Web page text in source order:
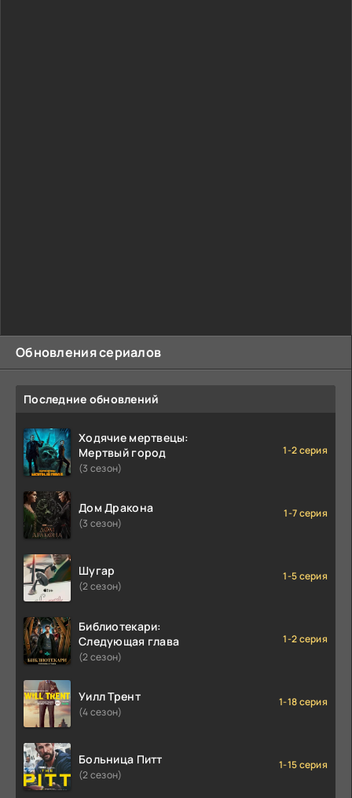
Обновления сериалов
Последние обновлений
Ходячие мертвецы:
Мертвый город
(3 сезон)
1-2 серия
Дом Дракона
(3 сезон)
1-7 серия
Шугар
(2 сезон)
1-5 серия
Библиотекари:
Следующая глава
(2 сезон)
1-2 серия
Уилл Трент
(4 сезон)
1-18 серия
Больница Питт
(2 сезон)
1-15 серия